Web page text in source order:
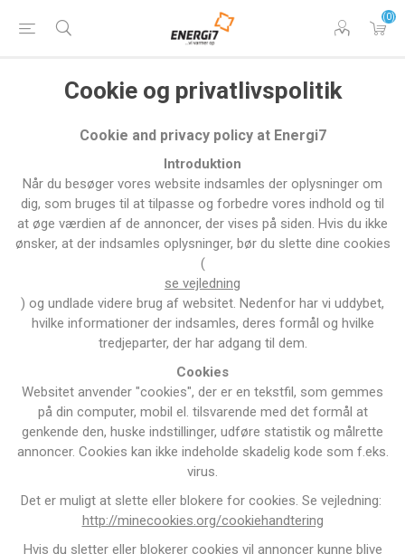
(0)
Cookie og privatlivspolitik
Cookie and privacy policy at Energi7
Introduktion
Når du besøger vores website indsamles der oplysninger om
dig, som bruges til at tilpasse og forbedre vores indhold og til
at øge værdien af de annoncer, der vises på siden. Hvis du ikke
ønsker, at der indsamles oplysninger, bør du slette dine cookies
(
se vejledning
) og undlade videre brug af websitet. Nedenfor har vi uddybet,
hvilke informationer der indsamles, deres formål og hvilke
tredjeparter, der har adgang til dem.
Cookies
Websitet anvender "cookies", der er en tekstfil, som gemmes
på din computer, mobil el. tilsvarende med det formål at
genkende den, huske indstillinger, udføre statistik og målrette
annoncer. Cookies kan ikke indeholde skadelig kode som f.eks.
virus.
Det er muligt at slette eller blokere for cookies. Se vejledning:
http://minecookies.org/cookiehandtering
Hvis du sletter eller blokerer cookies vil annoncer kunne blive